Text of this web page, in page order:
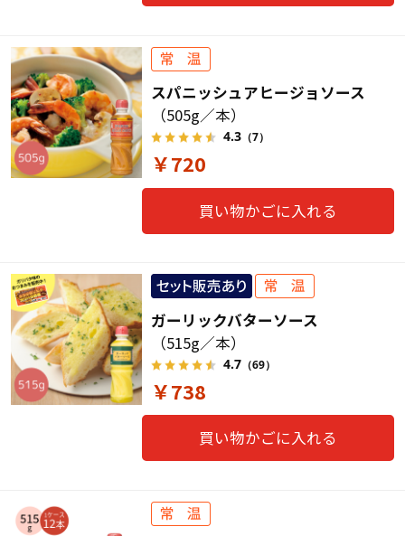
スパニッシュアヒージョソース
（505g／本）
4.3（7）
￥720
買い物かごに入れる
ガーリックバターソース
（515g／本）
4.7（69）
￥738
買い物かごに入れる